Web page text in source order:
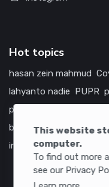
This website
computer.
To find out more
see our Privacy
Hot topics
hasan zein mahmud
lahyanto nadie PUPR
prabowo subianto
bumn
jasa marga jtts
infrastruktur